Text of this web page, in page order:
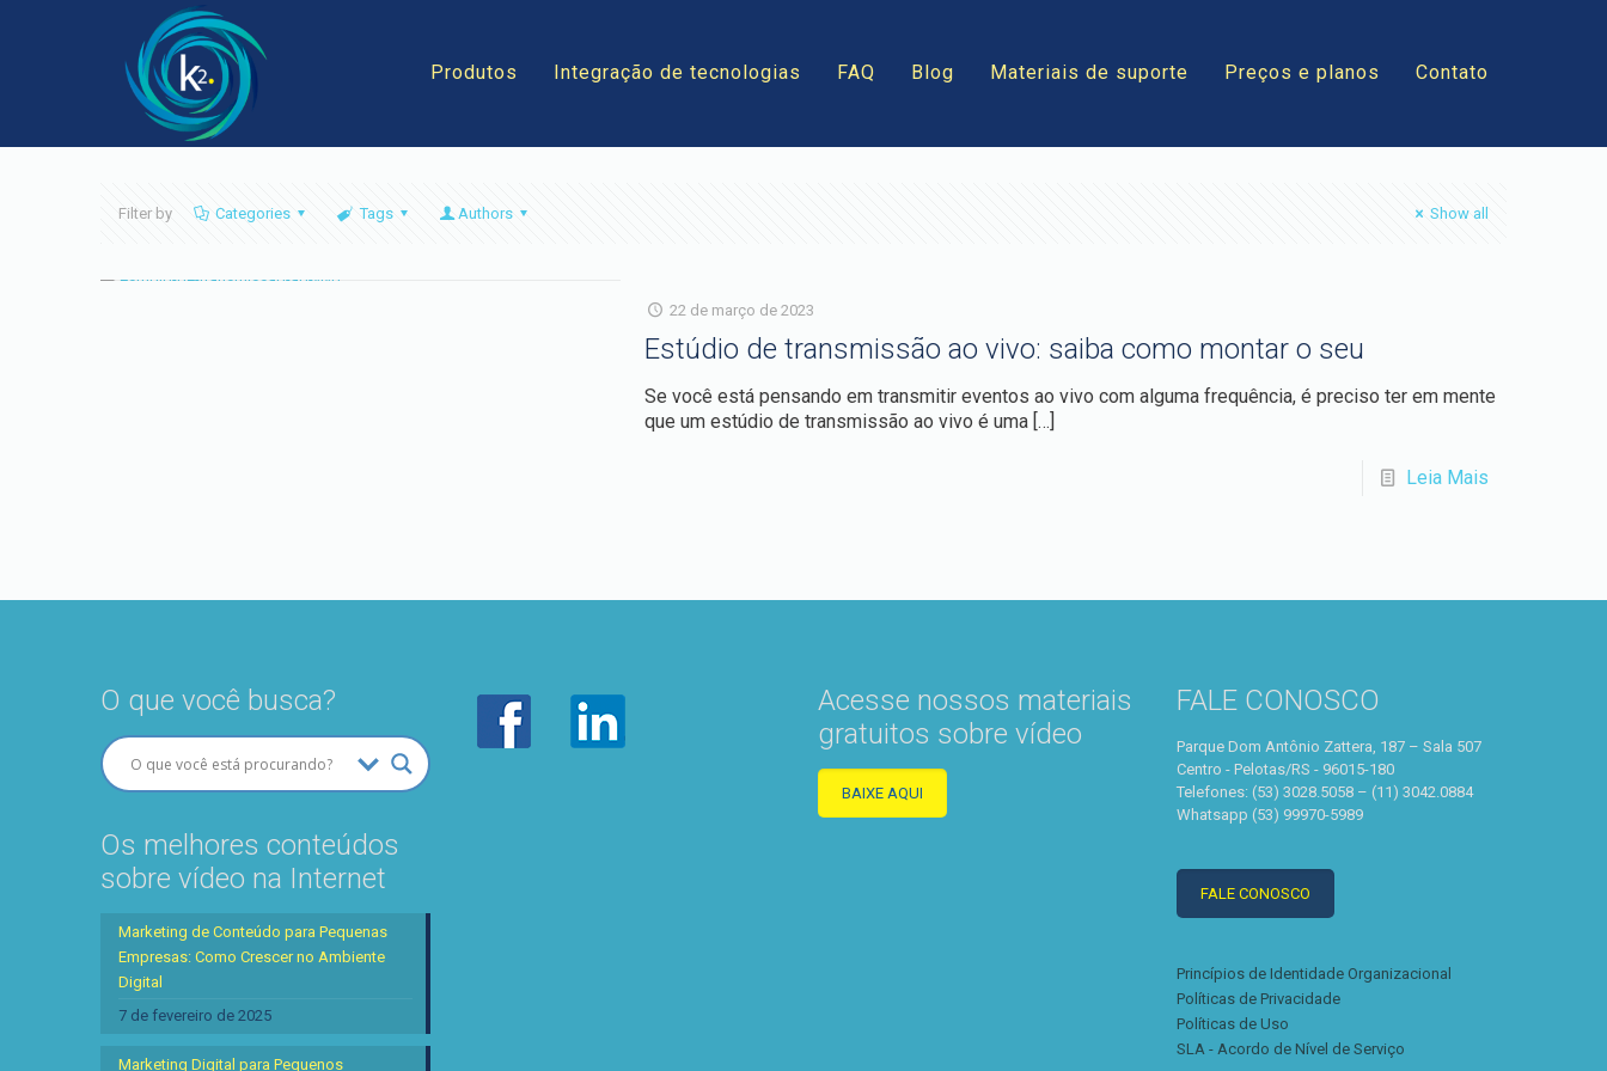
Produtos Integração de tecnologias FAQ Blog Materiais de suporte Preços e planos Contato
Filter by Categories Tags Authors Show all
22 de março de 2023
Estúdio de transmissão ao vivo: saiba como montar o seu
Se você está pensando em transmitir eventos ao vivo com alguma frequência, é preciso ter em mente
que um estúdio de transmissão ao vivo é uma […]
Leia Mais
O que você busca?
Os melhores conteúdos
sobre vídeo na Internet
Marketing de Conteúdo para Pequenas
Empresas: Como Crescer no Ambiente
Digital
7 de fevereiro de 2025
Marketing Digital para Pequenos
Acesse nossos materiais
gratuitos sobre vídeo
BAIXE AQUI
FALE CONOSCO
Parque Dom Antônio Zattera, 187 – Sala 507
Centro - Pelotas/RS - 96015-180
Telefones: (53) 3028.5058 – (11) 3042.0884
Whatsapp (53) 99970-5989
FALE CONOSCO
Princípios de Identidade Organizacional
Políticas de Privacidade
Políticas de Uso
SLA - Acordo de Nível de Serviço